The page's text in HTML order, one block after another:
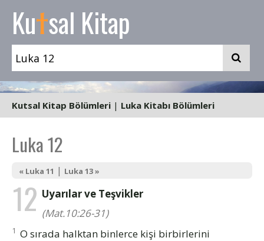
Kutsal Kitap
Kutsal Kitap Bölümleri | Luka Kitabı Bölümleri
Luka 12
« Luka 11 | Luka 13 »
12 Uyarılar ve Teşvikler
(Mat.10:26-31)
1 O sırada halktan binlerce kişi birbirlerini